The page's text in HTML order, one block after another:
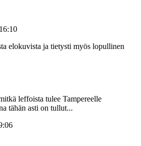
elokuvista ja tietysti myös lopullinen
leffoista tulee Tampereelle
tähän asti on tullut...